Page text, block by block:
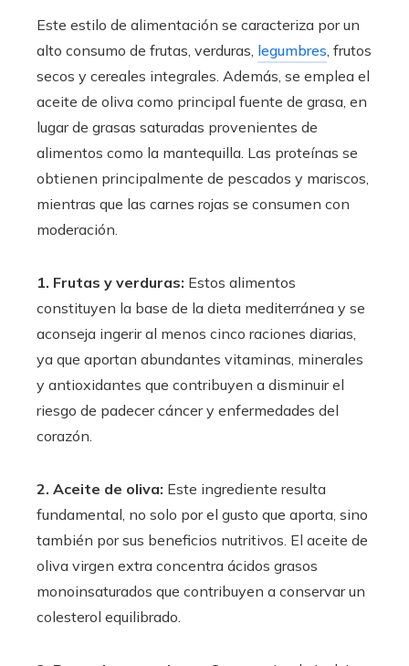
Este estilo de alimentación se caracteriza por un
alto consumo de frutas, verduras, legumbres, frutos
secos y cereales integrales. Además, se emplea el
aceite de oliva como principal fuente de grasa, en
lugar de grasas saturadas provenientes de
alimentos como la mantequilla. Las proteínas se
obtienen principalmente de pescados y mariscos,
mientras que las carnes rojas se consumen con
moderación.
1. Frutas y verduras: Estos alimentos
constituyen la base de la dieta mediterránea y se
aconseja ingerir al menos cinco raciones diarias,
ya que aportan abundantes vitaminas, minerales
y antioxidantes que contribuyen a disminuir el
riesgo de padecer cáncer y enfermedades del
corazón.
2. Aceite de oliva: Este ingrediente resulta
fundamental, no solo por el gusto que aporta, sino
también por sus beneficios nutritivos. El aceite de
oliva virgen extra concentra ácidos grasos
monoinsaturados que contribuyen a conservar un
colesterol equilibrado.